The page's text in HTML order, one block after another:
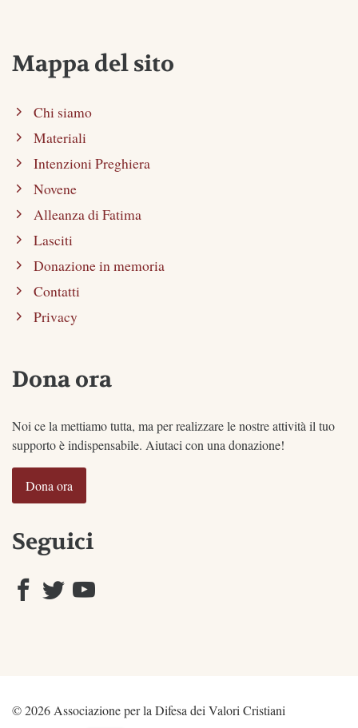
Mappa del sito
Chi siamo
Materiali
Intenzioni Preghiera
Novene
Alleanza di Fatima
Lasciti
Donazione in memoria
Contatti
Privacy
Dona ora
Noi ce la mettiamo tutta, ma per realizzare le nostre attività il tuo
supporto è indispensabile. Aiutaci con una donazione!
Dona ora
Seguici
© 2026 Associazione per la Difesa dei Valori Cristiani